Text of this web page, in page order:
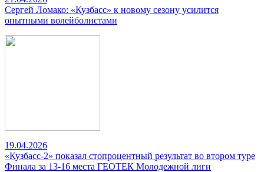
Сергей Ломако: «Кузбасс» к новому сезону усилится
опытными волейболистами
19.04.2026
«Кузбасс-2» показал стопроцентный результат во втором туре
Финала за 13-16 места ГЕОТЕК Молодежной лиги